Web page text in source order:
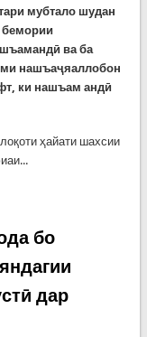
мубтало шудан
бемории
ва ба
нашъаҷяаллобон
ки нашъам андӣ
ҳайати шахсии
аз нашъамандӣ.
бо
дар